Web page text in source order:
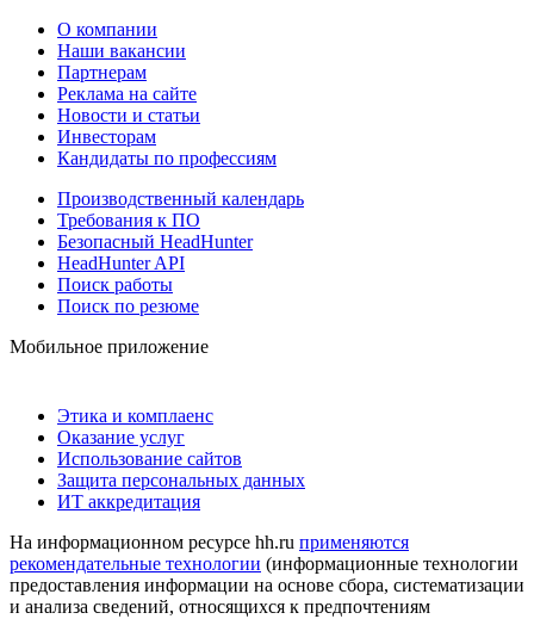
О компании
Наши вакансии
Партнерам
Реклама на сайте
Новости и статьи
Инвесторам
Кандидаты по профессиям
Производственный календарь
Требования к ПО
Безопасный HeadHunter
HeadHunter API
Поиск работы
Поиск по резюме
Мобильное приложение
Этика и комплаенс
Оказание услуг
Использование сайтов
Защита персональных данных
ИТ аккредитация
На информационном ресурсе hh.ru применяются
рекомендательные технологии (информационные технологии
предоставления информации на основе сбора, систематизации
и анализа сведений, относящихся к предпочтениям